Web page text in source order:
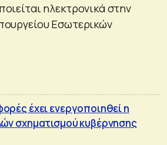
ηλεκτρονικά στην
Εσωτερικών
έχει ενεργοποιηθεί η
σχηματισμού κυβέρνησης